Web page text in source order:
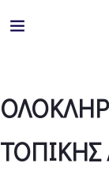
ΤΟΠΙΚΗΣ